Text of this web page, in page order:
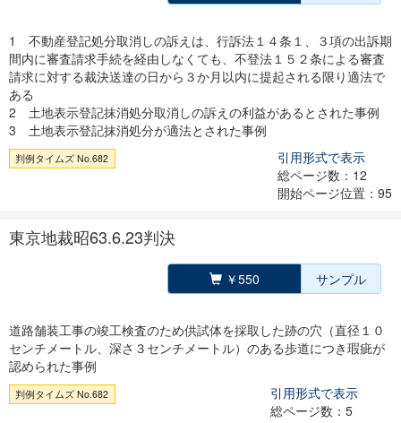
1 不動産登記処分取消しの訴えは、行訴法１４条１、３項の出訴期
間内に審査請求手続を経由しなくても、不登法１５２条による審査
請求に対する裁決送達の日から３か月以内に提起される限り適法で
ある
2 土地表示登記抹消処分取消しの訴えの利益があるとされた事例
3 土地表示登記抹消処分が適法とされた事例
判例タイムズ No.682
引用形式で表示
総ページ数：12
開始ページ位置：95
東京地裁昭63.6.23判決
￥550 サンプル
道路舗装工事の竣工検査のため供試体を採取した跡の穴（直径１０
センチメートル、深さ３センチメートル）のある歩道につき瑕疵が
認められた事例
判例タイムズ No.682
引用形式で表示
総ページ数：5